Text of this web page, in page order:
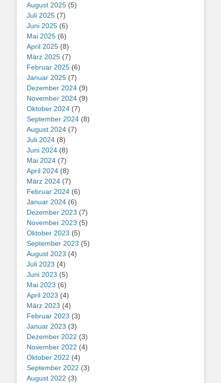
August 2025 (5)
Juli 2025 (7)
Juni 2025 (6)
Mai 2025 (6)
April 2025 (8)
März 2025 (7)
Februar 2025 (6)
Januar 2025 (7)
Dezember 2024 (9)
November 2024 (9)
Oktober 2024 (7)
September 2024 (8)
August 2024 (7)
Juli 2024 (8)
Juni 2024 (8)
Mai 2024 (7)
April 2024 (8)
März 2024 (7)
Februar 2024 (6)
Januar 2024 (6)
Dezember 2023 (7)
November 2023 (5)
Oktober 2023 (5)
September 2023 (5)
August 2023 (4)
Juli 2023 (4)
Juni 2023 (5)
Mai 2023 (6)
April 2023 (4)
März 2023 (4)
Februar 2023 (3)
Januar 2023 (3)
Dezember 2022 (3)
November 2022 (4)
Oktober 2022 (4)
September 2022 (3)
August 2022 (3)